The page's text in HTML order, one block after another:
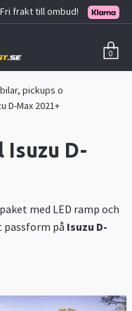
Fri frakt till ombud!
0
pickups o
D-Max 2021+
D-
med LED ramp och
på Isuzu D-